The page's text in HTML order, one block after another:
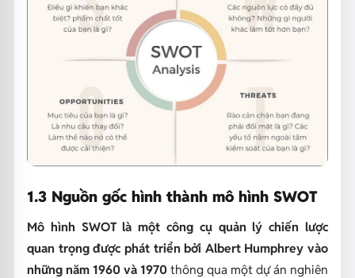
1.3 Nguồn gốc hình thành mô hình SWOT
Mô hình SWOT là một công cụ quản lý chiến lược
quan trọng được phát triển bởi Albert Humphrey vào
những năm 1960 và 1970thông qua một dự án nghiên